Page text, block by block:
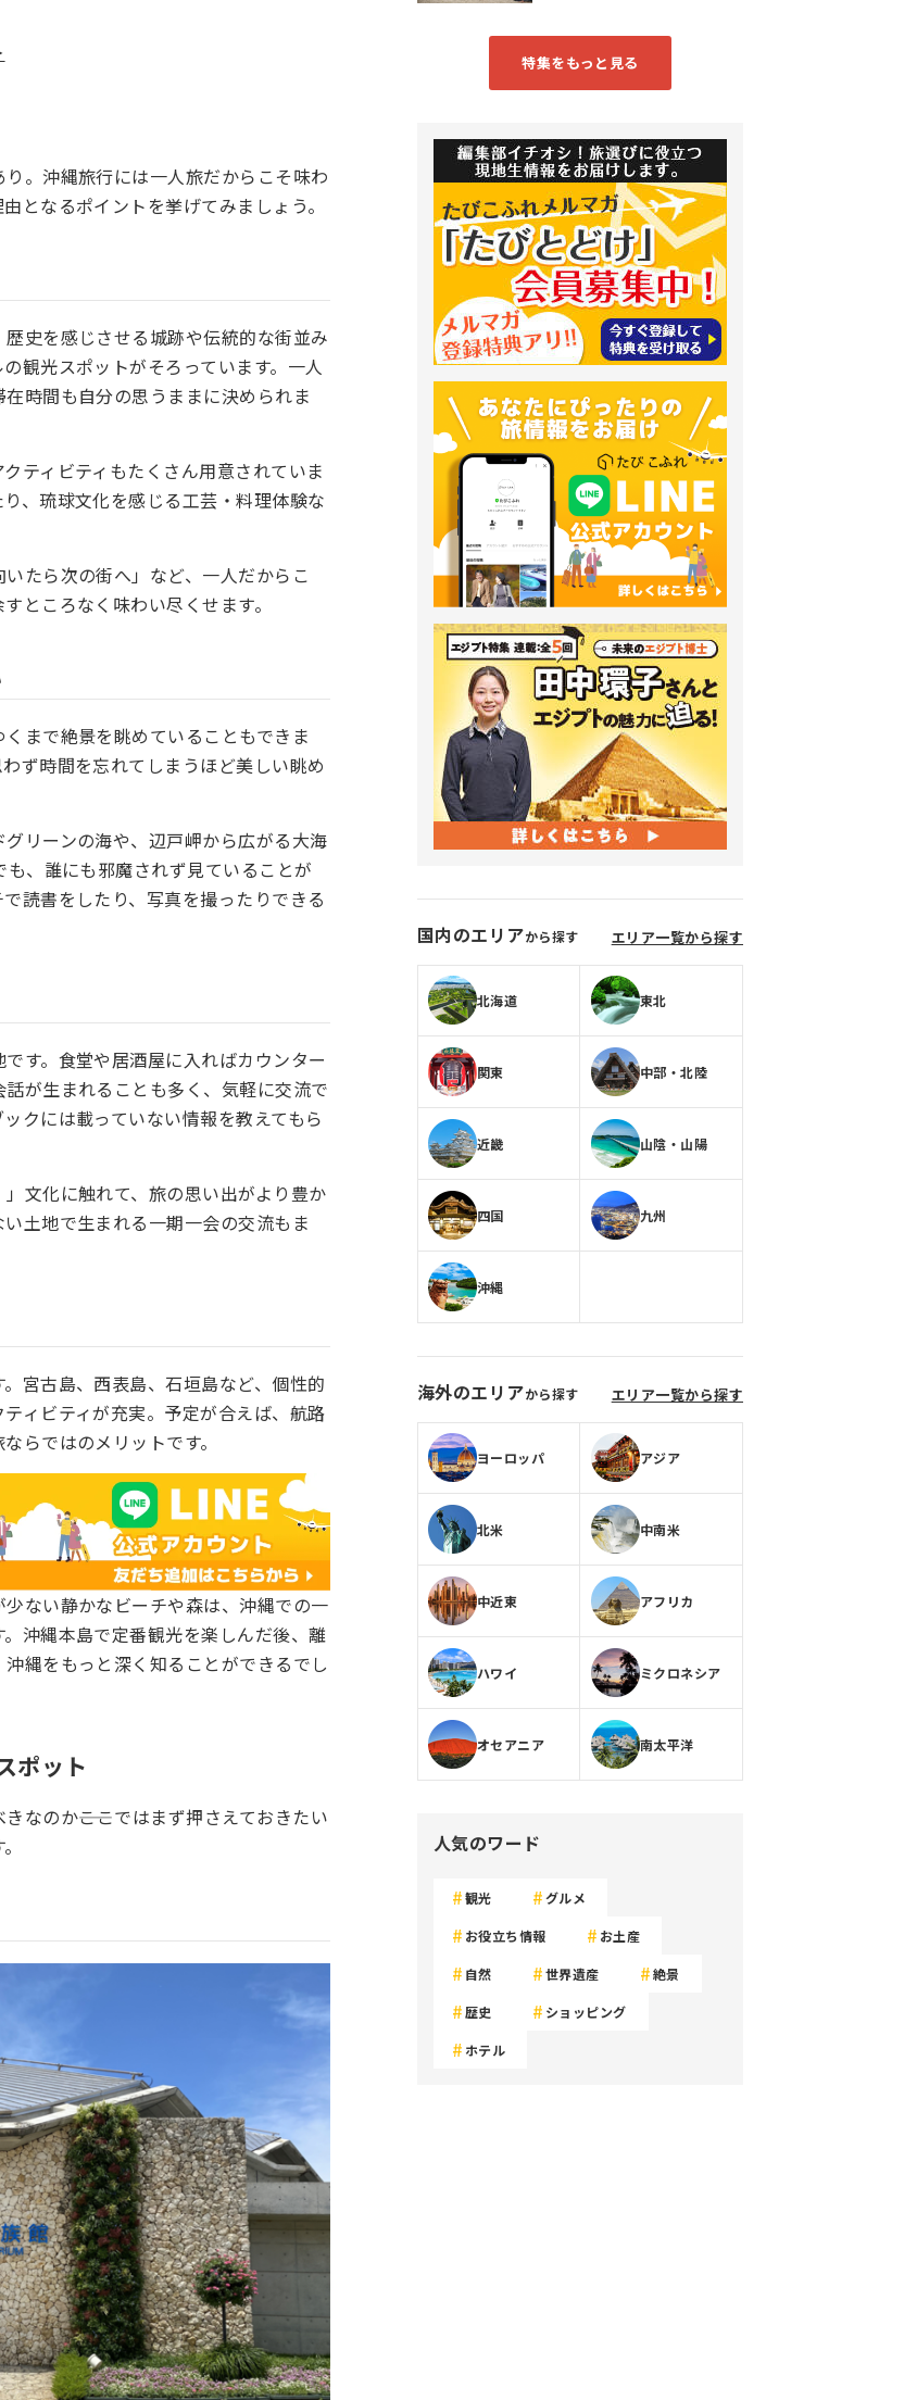
。沖縄旅行には一人旅だからこそ味わ
となるポイントを挙げてみましょう。
史を感じさせる城跡や伝統的な街並み
観光スポットがそろっています。一人
時間も自分の思うままに決められま
ティビティもたくさん用意されていま
、琉球文化を感じる工芸・料理体験な
たら次の街へ」など、一人だからこ
ところなく味わい尽くせます。
まで絶景を眺めていることもできま
ず時間を忘れてしまうほど美しい眺め
リーンの海や、辺戸岬から広がる大海
、誰にも邪魔されず見ていることが
読書をしたり、写真を撮ったりできる
す。食堂や居酒屋に入ればカウンター
が生まれることも多く、気軽に交流で
クには載っていない情報を教えてもら
文化に触れて、旅の思い出がより豊か
土地で生まれる一期一会の交流もま
宮古島、西表島、石垣島など、個性的
ィビティが充実。予定が合えば、航路
らではのメリットです。
ない静かなビーチや森は、沖縄での一
沖縄本島で定番観光を楽しんだ後、離
縄をもっと深く知ることができるでし
ポット
なのか――ここではまず押さえておきたい
特集をもっと見る
国内のエリアから探す エリア一覧から探す
北海道 東北
関東 中部・北陸
近畿 山陰・山陽
四国 九州
沖縄
海外のエリアから探す エリア一覧から探す
ヨーロッパ アジア
北米 中南米
中近東 アフリカ
ハワイ ミクロネシア
オセアニア 南太平洋
人気のワード
観光 グルメ
お役立ち情報 お土産
自然 世界遺産 絶景
歴史 ショッピング
ホテル